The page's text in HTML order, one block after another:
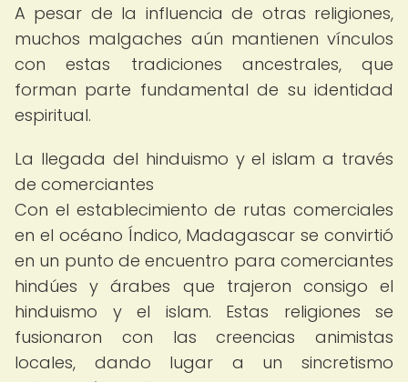
A pesar de la influencia de otras religiones,
muchos malgaches aún mantienen vínculos
con estas tradiciones ancestrales, que
forman parte fundamental de su identidad
espiritual.
La llegada del hinduismo y el islam a través
de comerciantes
Con el establecimiento de rutas comerciales
en el océano Índico, Madagascar se convirtió
en un punto de encuentro para comerciantes
hindúes y árabes que trajeron consigo el
hinduismo y el islam. Estas religiones se
fusionaron con las creencias animistas
locales, dando lugar a un sincretismo